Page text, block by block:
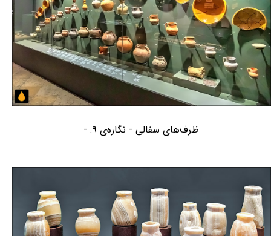
ظرف‌های سفالی - نگاره‌ی ۹: -